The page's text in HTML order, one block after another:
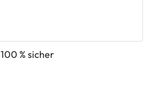
100 % sicher